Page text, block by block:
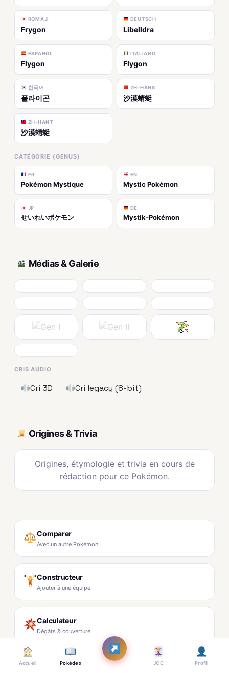
ROMAJI
Frygon
DEUTSCH
Libelldra
ESPAÑOL
Flygon
ITALIANO
Flygon
한국어
플라이곤
ZH-HANS
沙漠蜻蜓
ZH-HANT
沙漠蜻蜓
CATÉGORIE (GENUS)
FR
Pokémon Mystique
EN
Mystic Pokémon
JP
せいれいポケモン
DE
Mystik-Pokémon
Médias & Galerie
CRIS AUDIO
Cri 3D Cri legacy (8-bit)
Origines & Trivia
Origines, étymologie et trivia en cours de
rédaction pour ce Pokémon.
Comparer
Avec un autre Pokémon
Constructeur
Ajouter à une équipe
Calculateur
Dégâts & couverture
Tracker Shiny
Accueil Pokédex JCC Profil